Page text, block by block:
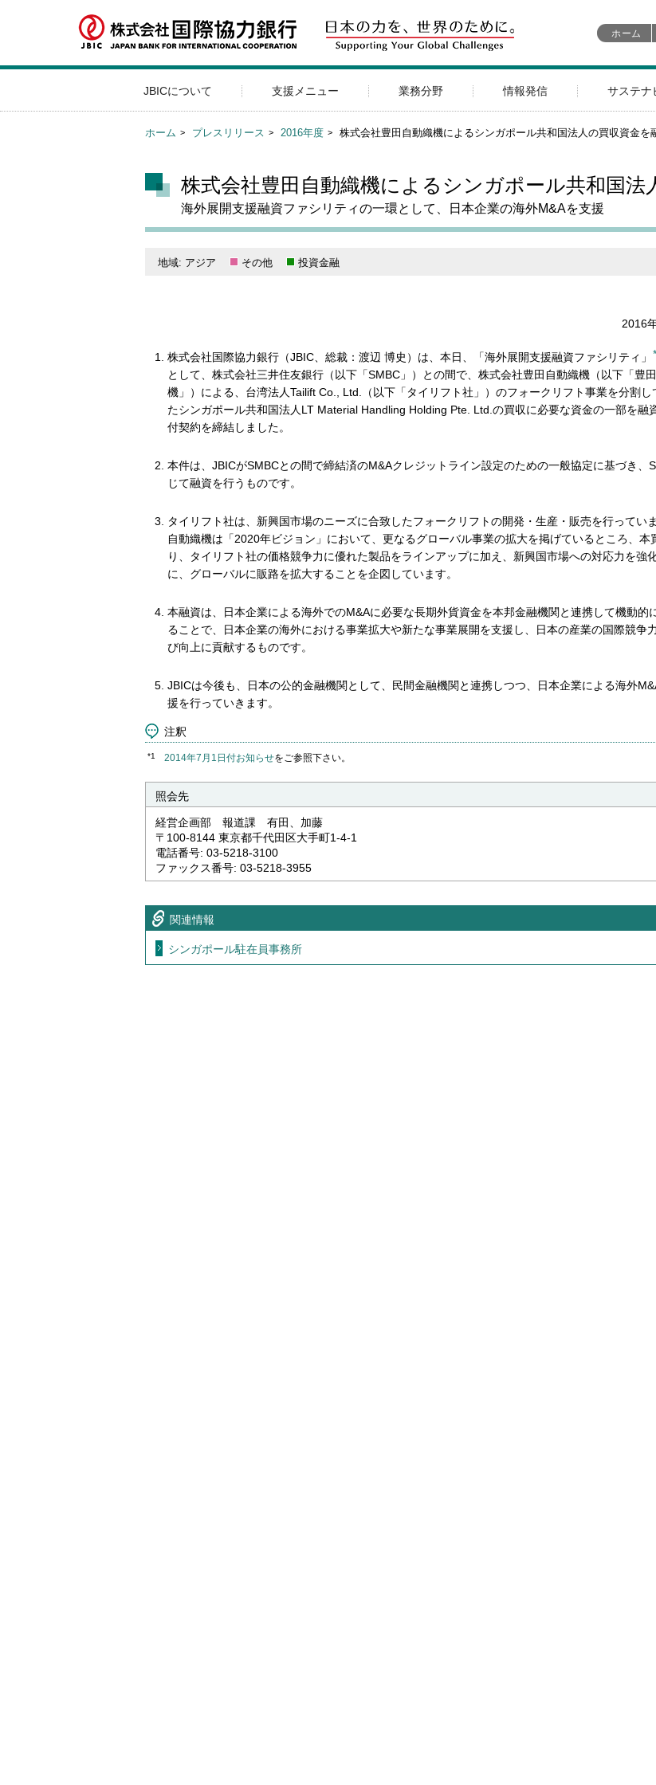
ホーム
JBICについて 支援メニュー 業務分野 情報発信 サステナ
ホーム プレスリリース 2016年度 株式会社豊田自動織機によるシンガポール共和国法人の買収資金を
株式会社豊田自動織機によるシンガポール共和国法
海外展開支援融資ファシリティの一環として、日本企業の海外M&Aを支援
地域: アジア その他 投資金融
2016
株式会社国際協力銀行（JBIC、総裁：渡辺 博史）は、本日、「海外展開支援融資ファシリティ」
として、株式会社三井住友銀行（以下「SMBC」）との間で、株式会社豊田自動織機（以下「豊
機」）による、台湾法人Tailift Co., Ltd.（以下「タイリフト社」）のフォークリフト事業を分割し
たシンガポール共和国法人LT Material Handling Holding Pte. Ltd.の買収に必要な資金の一部を融
付契約を締結しました。
本件は、JBICがSMBCとの間で締結済のM&Aクレジットライン設定のための一般協定に基づき、
じて融資を行うものです。
タイリフト社は、新興国市場のニーズに合致したフォークリフトの開発・生産・販売を行ってい
自動織機は「2020年ビジョン」において、更なるグローバル事業の拡大を掲げているところ、本
り、タイリフト社の価格競争力に優れた製品をラインアップに加え、新興国市場への対応力を強
に、グローバルに販路を拡大することを企図しています。
本融資は、日本企業による海外でのM&Aに必要な長期外貨資金を本邦金融機関と連携して機動的
ることで、日本企業の海外における事業拡大や新たな事業展開を支援し、日本の産業の国際競争
び向上に貢献するものです。
JBICは今後も、日本の公的金融機関として、民間金融機関と連携しつつ、日本企業による海外
援を行っていきます。
注釈
*1 2014年7月1日付お知らせをご参照下さい。
照会先
経営企画部 報道課 有田、加藤
〒100-8144 東京都千代田区大手町1-4-1
電話番号: 03-5218-3100
ファックス番号: 03-5218-3955
関連情報
シンガポール駐在員事務所